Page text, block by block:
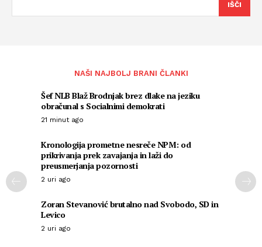
IŠČI
NAŠI NAJBOLJ BRANI ČLANKI
Šef NLB Blaž Brodnjak brez dlake na jeziku
obračunal s Socialnimi demokrati
21 minut ago
Kronologija prometne nesreče NPM: od
prikrivanja prek zavajanja in laži do
preusmerjanja pozornosti
2 uri ago
Zoran Stevanović brutalno nad Svobodo, SD in
Levico
2 uri ago